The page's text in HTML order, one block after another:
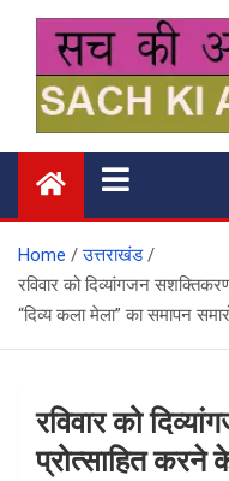
content
सच की आवाज
Home
उत्तराखंड
रविवार को दिव्यांगजन
“दिव्य कला मेला” का समापन
रविवार को
प्रोत्साहित करने